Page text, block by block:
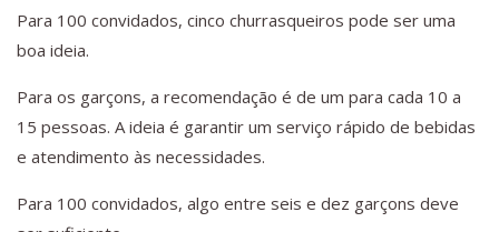
Para 100 convidados, cinco churrasqueiros pode ser uma
boa ideia.
Para os garçons, a recomendação é de um para cada 10 a
15 pessoas. A ideia é garantir um serviço rápido de bebidas
e atendimento às necessidades.
Para 100 convidados, algo entre seis e dez garçons deve